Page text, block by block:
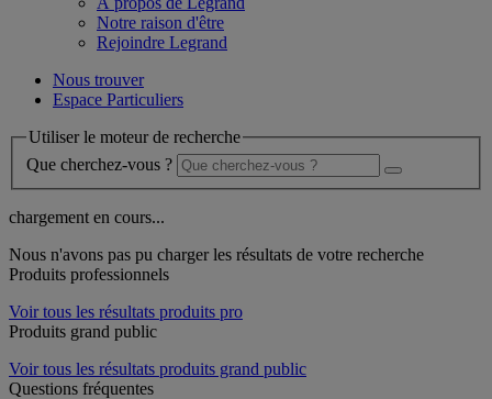
Notre raison d'être
Rejoindre Legrand
Nous trouver
Espace Particuliers
Utiliser le moteur de recherche
Que cherchez-vous ?
chargement en cours...
Nous n'avons pas pu charger les résultats de votre recherche
Produits professionnels
Voir tous les résultats produits pro
Produits grand public
Voir tous les résultats produits grand public
Questions fréquentes